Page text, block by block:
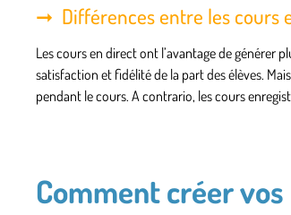
Différences entre les cours
Les cours en direct ont l’avantage de générer
satisfaction et fidélité de la part des élèves.
pendant le cours. A contrario, les cours
Comment créer